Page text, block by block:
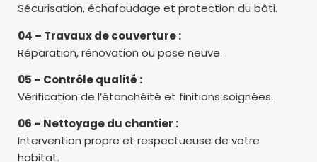
Sécurisation, échafaudage et protection du bâti.
04 – Travaux de couverture :
Réparation, rénovation ou pose neuve.
05 – Contrôle qualité :
Vérification de l’étanchéité et finitions soignées.
06 – Nettoyage du chantier :
Intervention propre et respectueuse de votre
habitat.